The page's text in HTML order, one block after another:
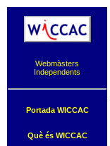
Webmàsters
Independents
Portada WICCAC
Què és WICCAC